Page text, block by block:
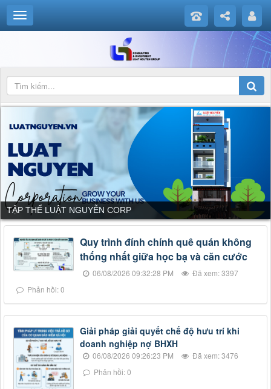
TẬP THỂ LUẬT NGUYỄN CORP
Quy trình đính chính quê quán không
thống nhất giữa học bạ và căn cước
06/08/2026 09:32:28 PM
Đã xem: 3397
Phản hồi: 0
Giải pháp giải quyết chế độ hưu trí khi
doanh nghiệp nợ BHXH
06/08/2026 09:26:23 PM
Đã xem: 3476
Phản hồi: 0